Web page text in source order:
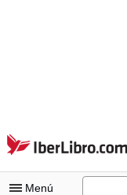
Pasar al contenido
IberLibro.com
Menú